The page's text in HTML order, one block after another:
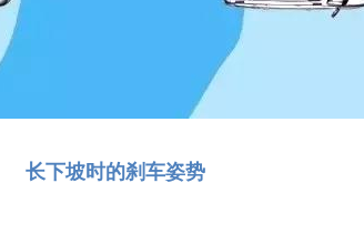
长下坡时的刹车姿势